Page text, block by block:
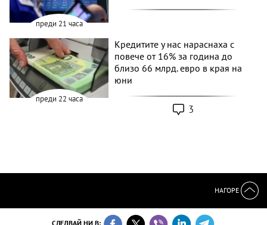
преди 21 часа
преди 22 часа
Кредитите у нас нараснаха с
повече от 16% за година до
близо 66 млрд. евро в края на
юни
3
НАГОРЕ
СЛЕДВАЙ НИ В: